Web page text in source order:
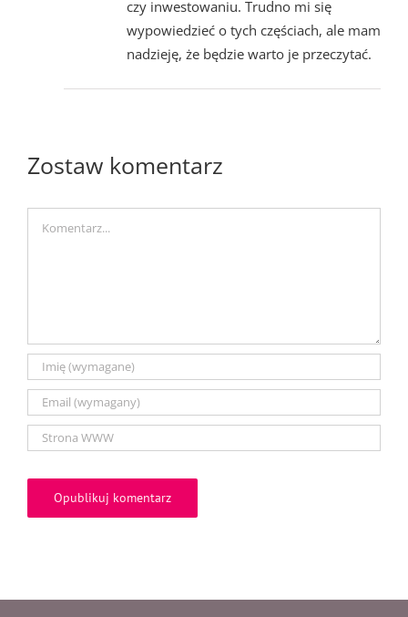
czy inwestowaniu. Trudno mi się
wypowiedzieć o tych częściach, ale mam
nadzieję, że będzie warto je przeczytać.
Zostaw komentarz